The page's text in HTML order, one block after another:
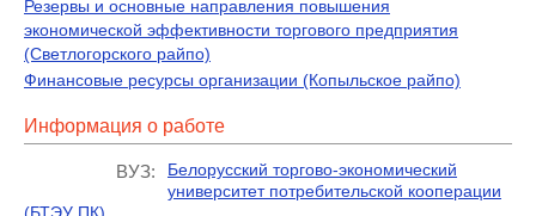
Резервы и основные направления повышения
экономической эффективности торгового предприятия
(Светлогорского райпо)
Финансовые ресурсы организации (Копыльское райпо)
Информация о работе
ВУЗ:
Белорусский торгово-экономический
университет потребительской кооперации